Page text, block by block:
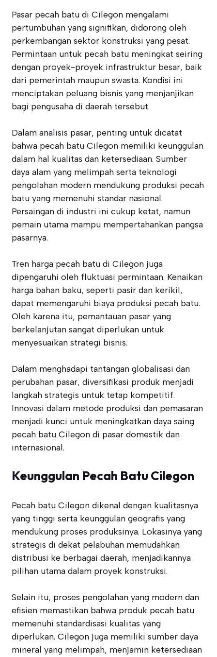
Pasar pecah batu di Cilegon mengalami
pertumbuhan yang signifikan, didorong oleh
perkembangan sektor konstruksi yang pesat.
Permintaan untuk pecah batu meningkat seiring
dengan proyek-proyek infrastruktur besar, baik
dari pemerintah maupun swasta. Kondisi ini
menciptakan peluang bisnis yang menjanjikan
bagi pengusaha di daerah tersebut.
Dalam analisis pasar, penting untuk dicatat
bahwa pecah batu Cilegon memiliki keunggulan
dalam hal kualitas dan ketersediaan. Sumber
daya alam yang melimpah serta teknologi
pengolahan modern mendukung produksi pecah
batu yang memenuhi standar nasional.
Persaingan di industri ini cukup ketat, namun
pemain utama mampu mempertahankan pangsa
pasarnya.
Tren harga pecah batu di Cilegon juga
dipengaruhi oleh fluktuasi permintaan. Kenaikan
harga bahan baku, seperti pasir dan kerikil,
dapat memengaruhi biaya produksi pecah batu.
Oleh karena itu, pemantauan pasar yang
berkelanjutan sangat diperlukan untuk
menyesuaikan strategi bisnis.
Dalam menghadapi tantangan globalisasi dan
perubahan pasar, diversifikasi produk menjadi
langkah strategis untuk tetap kompetitif.
Innovasi dalam metode produksi dan pemasaran
menjadi kunci untuk meningkatkan daya saing
pecah batu Cilegon di pasar domestik dan
internasional.
Keunggulan Pecah Batu Cilegon
Pecah batu Cilegon dikenal dengan kualitasnya
yang tinggi serta keunggulan geografis yang
mendukung proses produksinya. Lokasinya yang
strategis di dekat pelabuhan memudahkan
distribusi ke berbagai daerah, menjadikannya
pilihan utama dalam proyek konstruksi.
Selain itu, proses pengolahan yang modern dan
efisien memastikan bahwa produk pecah batu
memenuhi standardisasi kualitas yang
diperlukan. Cilegon juga memiliki sumber daya
mineral yang melimpah, menjamin ketersediaan